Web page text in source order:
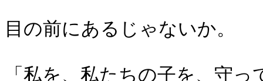
目の前にあるじゃないか。
「私を、私たちの子を、守っ